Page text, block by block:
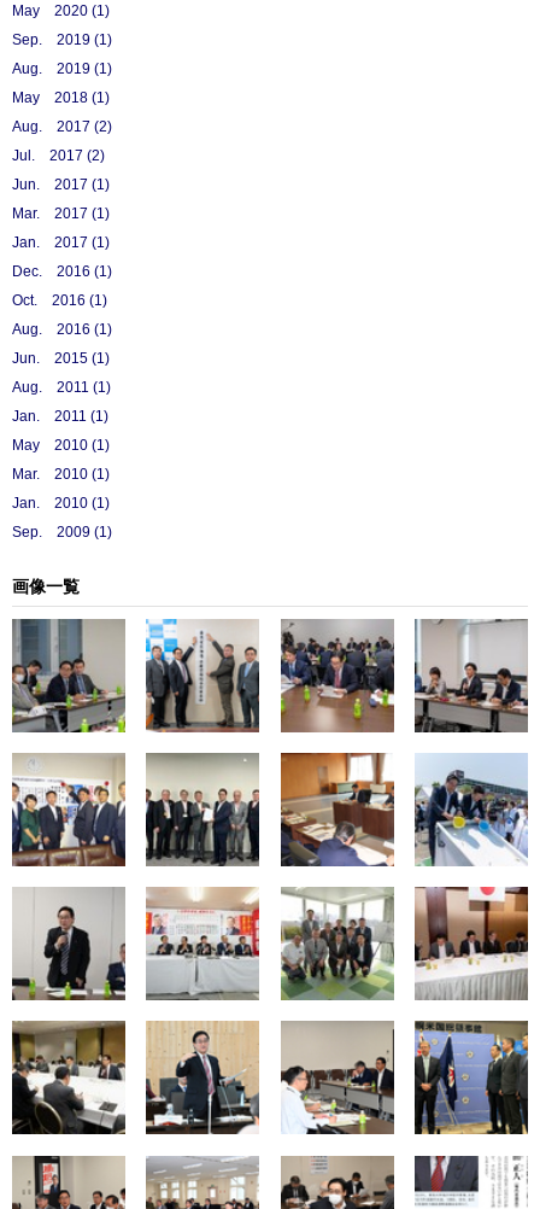
May 2020 (1)
Sep. 2019 (1)
Aug. 2019 (1)
May 2018 (1)
Aug. 2017 (2)
Jul. 2017 (2)
Jun. 2017 (1)
Mar. 2017 (1)
Jan. 2017 (1)
Dec. 2016 (1)
Oct. 2016 (1)
Aug. 2016 (1)
Jun. 2015 (1)
Aug. 2011 (1)
Jan. 2011 (1)
May 2010 (1)
Mar. 2010 (1)
Jan. 2010 (1)
Sep. 2009 (1)
画像一覧